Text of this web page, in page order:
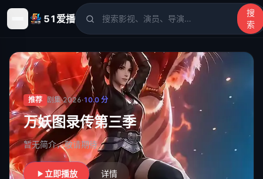
51爱播
搜
索
51爱播- 电影、电视剧、动漫、综艺、短剧高清在线观看
推荐 剧集·2026·10.0 分
万妖图录传第三季
暂无简介，敬请期待
立即播放 详情